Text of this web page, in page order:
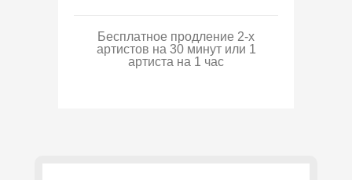
Бесплатное продление 2-х
артистов на 30 минут или 1
артиста на 1 час